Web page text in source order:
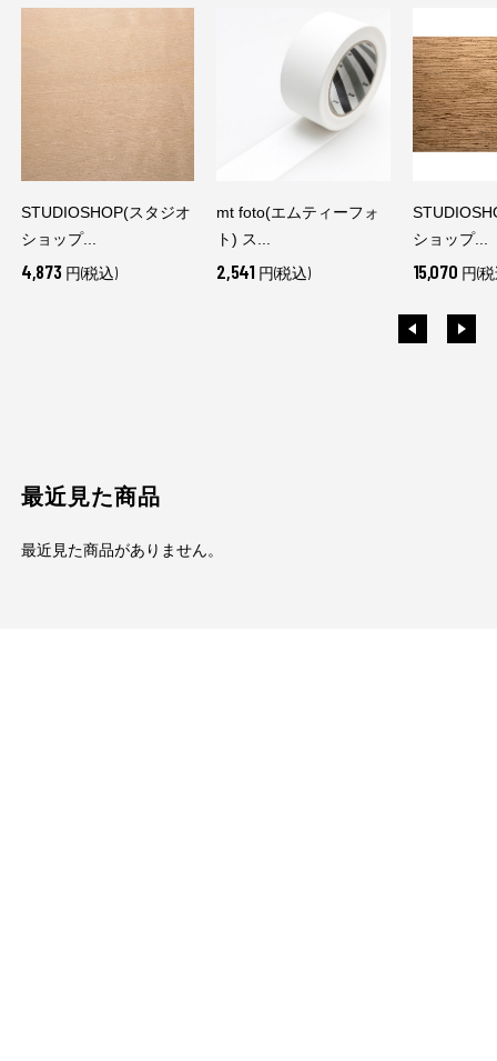
STUDIOSHOP(スタジオ
ショップ...
4,873 円(税込)
mt foto(エムティーフォ
ト) ス...
2,541 円(税込)
ショップ...
15,070 円(
最近見た商品
最近見た商品がありません。